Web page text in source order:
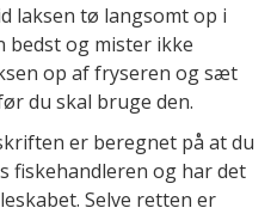
laksen tø langsomt op i
bedst og mister ikke
op af fryseren og sæt
du skal bruge den.
er beregnet på at du
fiskehandleren og har det
Selve retten er